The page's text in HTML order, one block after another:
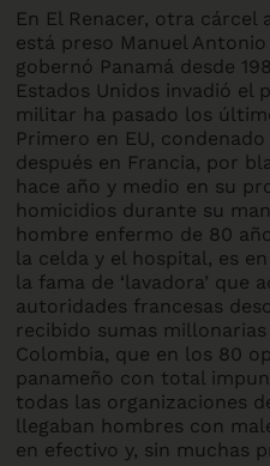
En El Renacer, otra cárcel
está preso Manuel
gobernó Panamá desde
Estados Unidos invadió el
militar ha pasado los
Primero en EU,
después en Francia, por
hace año y medio en su
homicidios durante su
hombre enfermo de 80
la celda y el hospital, es
la fama de ‘lavadora’ que
autoridades francesas
recibido sumas
Colombia, que en los 80
panameño con total
todas las organizaciones
llegaban hombres con
en efectivo y, sin muchas